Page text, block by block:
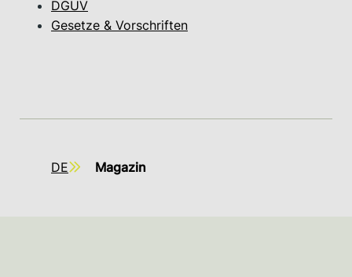
DGUV
Gesetze & Vorschriften
DE Magazin